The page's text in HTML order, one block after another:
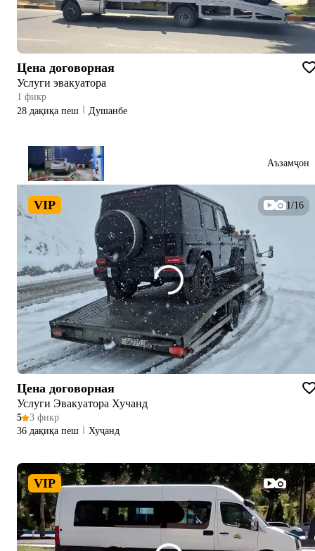
Цена договорная
Услуги эвакуатора
1 фикр
28 дақиқа пеш
Душанбе
Аъзамҷон
VIP 1/16
Цена договорная
Услуги Эвакуатора Хучанд
5
3 фикр
36 дақиқа пеш
Хуҷанд
VIP 1/16